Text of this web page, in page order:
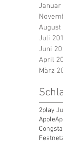
Januar
August
Juli
Juni
April
März
2play
Apple